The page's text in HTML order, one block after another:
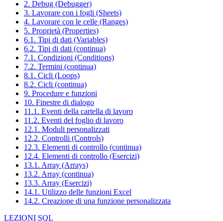
2. Debug (Debugger)
3. Lavorare con i fogli (Sheets)
4. Lavorare con le celle (Ranges)
5. Proprietà (Properties)
6.1. Tipi di dati (Variables)
6.2. Tipi di dati (continua)
7.1. Condizioni (Conditions)
7.2. Termini (continua)
8.1. Cicli (Loops)
8.2. Cicli (continua)
9. Procedure e funzioni
10. Finestre di dialogo
11.1. Eventi della cartella di lavoro
11.2. Eventi del foglio di lavoro
12.1. Moduli personalizzati
12.2. Controlli (Controls)
12.3. Elementi di controllo (continua)
12.4. Elementi di controllo (Esercizi)
13.1. Array (Arrays)
13.2. Array (continua)
13.3. Array (Esercizi)
14.1. Utilizzo delle funzioni Excel
14.2. Creazione di una funzione personalizzata
LEZIONI SQL